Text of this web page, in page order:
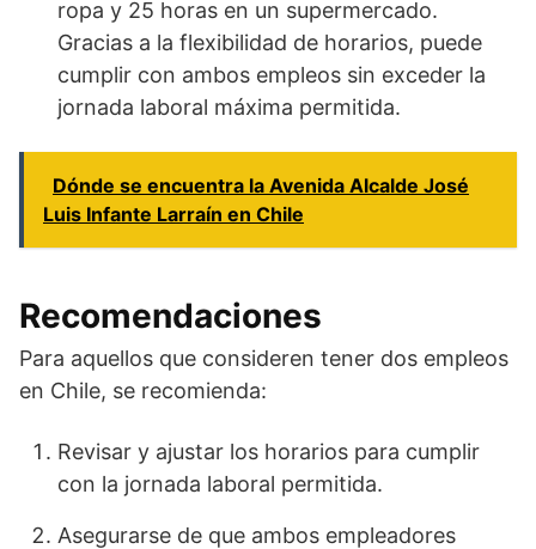
ropa y 25 horas en un supermercado.
Gracias a la flexibilidad de horarios, puede
cumplir con ambos empleos sin exceder la
jornada laboral máxima permitida.
Dónde se encuentra la Avenida Alcalde José
Luis Infante Larraín en Chile
Recomendaciones
Para aquellos que consideren tener dos empleos
en Chile, se recomienda:
Revisar y ajustar los horarios para cumplir
con la jornada laboral permitida.
Asegurarse de que ambos empleadores